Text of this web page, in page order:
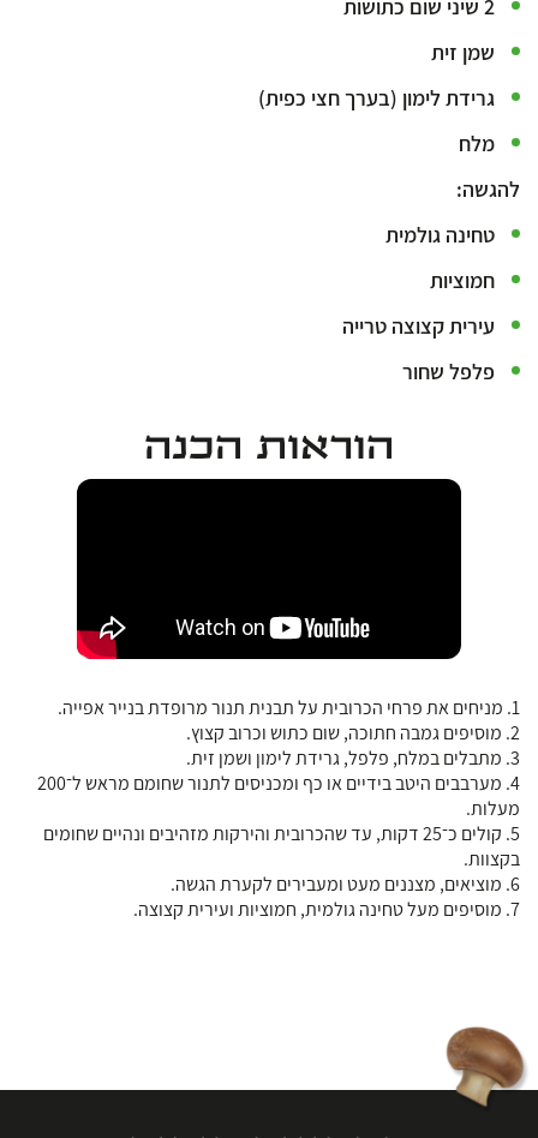
2 שיני שום כתושות
שמן זית
גרידת לימון (בערך חצי כפית)
מלח
להגשה:
טחינה גולמית
חמוציות
עירית קצוצה טרייה
פלפל שחור
הוראות הכנה
1. מניחים את פרחי הכרובית על תבנית תנור מרופדת בנייר אפייה.
2. מוסיפים גמבה חתוכה, שום כתוש וכרוב קצוץ.
3. מתבלים במלח, פלפל, גרידת לימון ושמן זית.
4. מערבבים היטב בידיים או כף ומכניסים לתנור שחומם מראש ל־200
מעלות.
5. קולים כ־25 דקות, עד שהכרובית והירקות מזהיבים ונהיים שחומים
בקצוות.
6. מוציאים, מצננים מעט ומעבירים לקערת הגשה.
7. מוסיפים מעל טחינה גולמית, חמוציות ועירית קצוצה.